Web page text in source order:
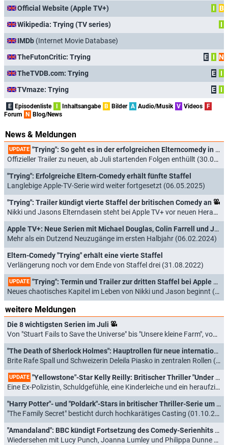
Official Website (Apple TV+)
I
B
Wikipedia: Trying (TV series)
I
IMDb (Internet Movie Database)
TheFutonCritic: Trying
E I N
TheTVDB.com: Trying
E
I
TVmaze: Trying
E I
E Episodenliste I Inhaltsangabe B Bilder A Audio/Musik V Videos F
Forum N Blog/News
News & Meldungen
UPDATE "Trying": So geht es in der erfolgreichen Elterncomedy in Staffel 5 weiter
Offizieller Trailer zu neuen, ab Juli startenden Folgen enthüllt (30.04.2026)
"Trying": Erfolgreiche Eltern-Comedy erhält fünfte Staffel
Langlebige Apple-TV-Serie wird weiter fortgesetzt (06.05.2025)
"Trying": Trailer kündigt vierte Staffel der britischen Comedy an
Nikki und Jasons Elterndasein steht bei Apple TV+ vor neuen Herausforderungen (24.04.2024)
Apple TV+: Neue Serien mit Michael Douglas, Colin Farrell und Joel Edgerton angekündigt
Mehr als ein Dutzend Neuzugänge im ersten Halbjahr (06.02.2024)
Eltern-Comedy "Trying" erhält eine vierte Staffel
Verlängerung noch vor dem Ende von Staffel drei (31.08.2022)
UPDATE "Trying": Termin und Trailer zur dritten Staffel bei Apple TV+
Neues chaotisches Kapitel im Leben von Nikki und Jason beginnt (20.05.2022)
weitere Meldungen
Die 8 wichtigsten Serien im Juli
Von "Stuart Fails to Save the Universe" bis "Unsere kleine Farm", von "Elle" bis "The Westies" (01.07.2026)
"The Death of Sherlock Holmes": Hauptrollen für neue internationale Miniserie verkündet
Brite Rafe Spall und Schweizerin Deleila Piasko in zentralen Rollen (07.05.2026)
UPDATE "Yellowstone"-Star Kelly Reilly: Britischer Thriller "Under Salt Marsh" mit offiziellem Trailer und Startdatum
Eine Ex-Polizistin, Schuldgefühle, eine Kinderleiche und ein heraufziehender Sturm (07.11.2025)
"Harry Potter"- und "Poldark"-Stars in britischer Thriller-Serie um zerstörerische Familiengeheimnisse
"The Family Secret" besticht durch hochkarätiges Casting (01.10.2025)
"Amandaland": BBC kündigt Fortsetzung des Comedy-Serienhits "Motherland" an
Wiedersehen mit Lucy Punch, Joanna Lumley und Philippa Dunne bestätigt (04.02.2025)